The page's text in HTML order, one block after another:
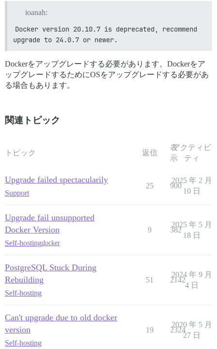
[error] 文字マップファイル `UTF-8' が見つかりません:
[error] デフォルトの文字マップファイル `ANSI_X3.4-
perl: warning: ロケール設定に失敗しました。
perl: warning: ロケール設定を確認してください:
	LC_ALL = "en_US.UTF-8",
	LANG = "en_US.UTF-8"
がシステムでサポートされ、インストールされていることを
perl: warning: 標準ロケール ("C") にフォールバックします
  en_US.UTF-8... done
生成完了。
I, [2025-10-29T21:17:43.409259 #1]  INFO -- : 非同期プロ
2025-10-29 21:17:43.688 UTC [44] LOG:  PostgreSQL
2025-10-29 21:17:43.689 UTC [44] LOG:  IPv6 アドレス
2025-10-29 21:17:43.915 UTC [44] LOG:  Unix ソケット
2025-10-29 21:17:44.115 UTC [47] LOG:  データベースシス
2025-10-29 21:17:44.616 UTC [47] LOG:  150/A40074D8
2025-10-29 21:17:44.616 UTC [47] LOG:  redo は 150/
2025-10-29 21:17:44.742 UTC [45] LOG:  チェックポイン
2025-10-29 21:17:45.453 UTC [45] LOG:  チェックポイント
ioanah:
Docker version 20.10.7 is deprecated, recommend
upgrade to 24.0.7 or newer.
Dockerをアップグレードする必要があります。Dockerをア
ップグレードするためにOSをアップグレードする必要があ
る場合もあります。
関連トピック
トピック 返信
表
示
アクティビ
ティ
Upgrade failed spectacularily
Support
25 900
2025 年 2 月
10 日
Upgrade fail unsupported
Docker Version
Self-hostingdocker
9 382
2025 年 5 月
18 日
PostgreSQL Stuck During
Rebuilding
Self-hosting
51 2142
2024 年 9 月
4 日
Can't upgrade due to old docker
version
Self-hosting
19 2324
2020 年 5 月
27 日